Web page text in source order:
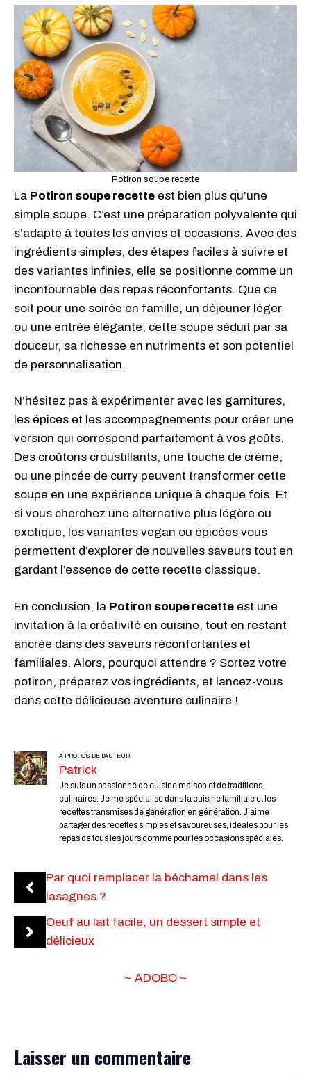
Potiron soupe recette
La Potiron soupe recette est bien plus qu’une
simple soupe. C’est une préparation polyvalente qui
s’adapte à toutes les envies et occasions. Avec des
ingrédients simples, des étapes faciles à suivre et
des variantes infinies, elle se positionne comme un
incontournable des repas réconfortants. Que ce
soit pour une soirée en famille, un déjeuner léger
ou une entrée élégante, cette soupe séduit par sa
douceur, sa richesse en nutriments et son potentiel
de personnalisation.
N’hésitez pas à expérimenter avec les garnitures,
les épices et les accompagnements pour créer une
version qui correspond parfaitement à vos goûts.
Des croûtons croustillants, une touche de crème,
ou une pincée de curry peuvent transformer cette
soupe en une expérience unique à chaque fois. Et
si vous cherchez une alternative plus légère ou
exotique, les variantes vegan ou épicées vous
permettent d’explorer de nouvelles saveurs tout en
gardant l’essence de cette recette classique.
En conclusion, la Potiron soupe recette est une
invitation à la créativité en cuisine, tout en restant
ancrée dans des saveurs réconfortantes et
familiales. Alors, pourquoi attendre ? Sortez votre
potiron, préparez vos ingrédients, et lancez-vous
dans cette délicieuse aventure culinaire !
A PROPOS DE L'AUTEUR
Patrick
Je suis un passionné de cuisine maison et de traditions
culinaires. Je me spécialise dans la cuisine familiale et les
recettes transmises de génération en génération. J'aime
partager des recettes simples et savoureuses, idéales pour les
repas de tous les jours comme pour les occasions spéciales.
Par quoi remplacer la béchamel dans les
lasagnes ?
Oeuf au lait facile, un dessert simple et
délicieux
~ ADOBO ~
Laisser un commentaire